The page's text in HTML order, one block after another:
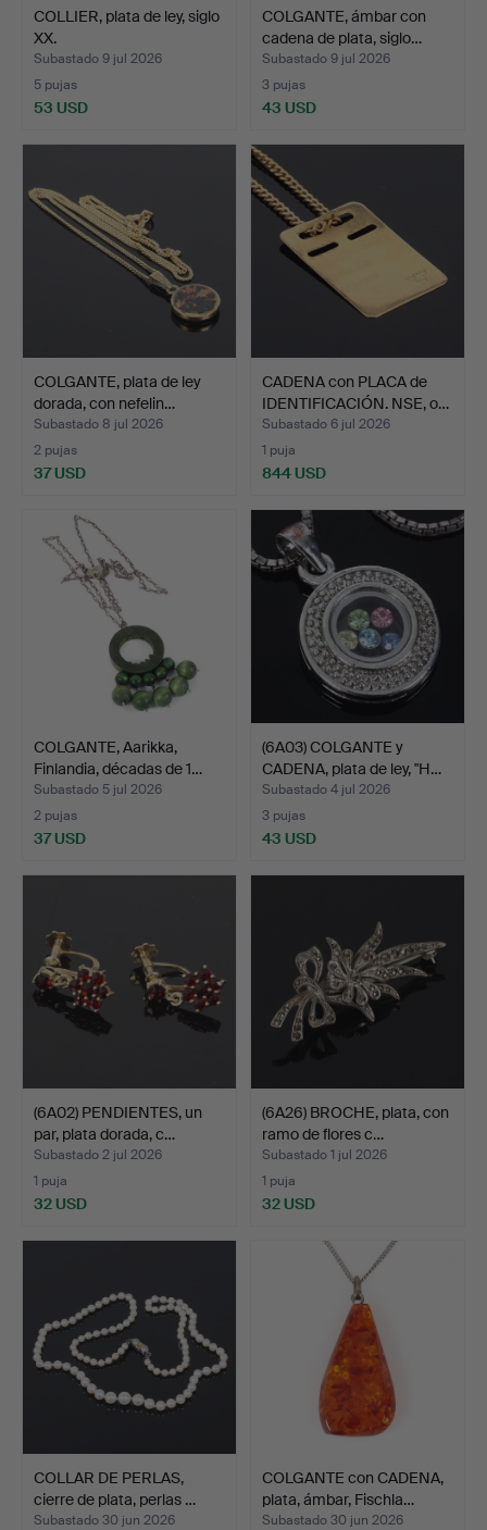
COLLIER, plata de ley, siglo
XX.
Subastado 9 jul 2026
5 pujas
53 USD
COLGANTE, ámbar con
cadena de plata, siglo…
Subastado 9 jul 2026
3 pujas
43 USD
COLGANTE, plata de ley
dorada, con nefelin…
Subastado 8 jul 2026
2 pujas
37 USD
CADENA con PLACA de
IDENTIFICACIÓN. NSE, o…
Subastado 6 jul 2026
1 puja
844 USD
COLGANTE, Aarikka,
Finlandia, décadas de 1…
Subastado 5 jul 2026
2 pujas
37 USD
(6A03) COLGANTE y
CADENA, plata de ley, "H…
Subastado 4 jul 2026
3 pujas
43 USD
(6A02) PENDIENTES, un
par, plata dorada, c…
Subastado 2 jul 2026
1 puja
32 USD
(6A26) BROCHE, plata, con
ramo de flores c…
Subastado 1 jul 2026
1 puja
32 USD
COLLAR DE PERLAS,
cierre de plata, perlas …
Subastado 30 jun 2026
COLGANTE con CADENA,
plata, ámbar, Fischla…
Subastado 30 jun 2026